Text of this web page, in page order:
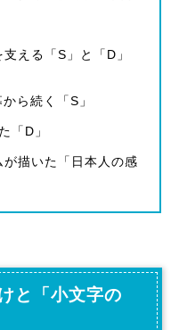
える「S」と「D」
ら続く「S」
「D」
描いた「日本人の感
と「小文字の